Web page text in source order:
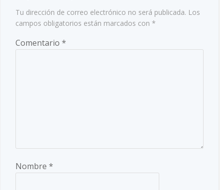
Tu dirección de correo electrónico no será publicada. Los
campos obligatorios están marcados con *
Comentario *
Nombre *